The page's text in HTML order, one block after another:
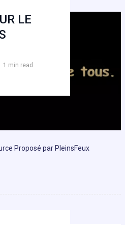
LE
1 min read
Proposé par PleinsFeux